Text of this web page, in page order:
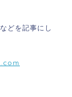
どを記事にし